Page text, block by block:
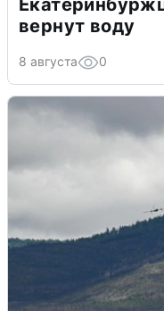
вернут воду
8 августа 0